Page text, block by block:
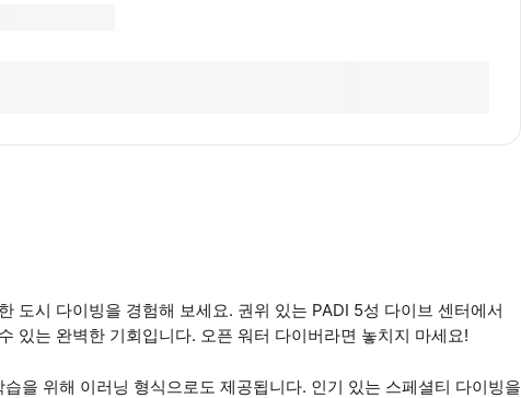
도시 다이빙을 경험해 보세요. 권위 있는 PADI 5성 다이브 센터에서
있는 완벽한 기회입니다. 오픈 워터 다이버라면 놓치지 마세요!
을 위해 이러닝 형식으로도 제공됩니다. 인기 있는 스페셜티 다이빙을